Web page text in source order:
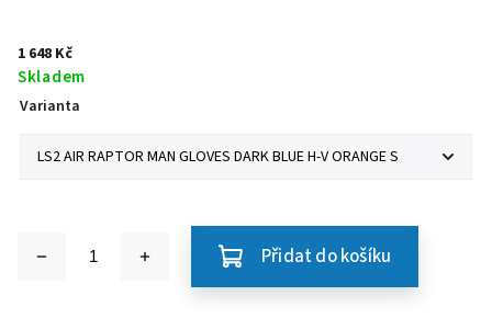
1 648 Kč
Skladem
Varianta
Přidat do košíku